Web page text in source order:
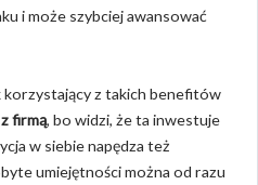
i może szybciej awansować
z takich benefitów
firmą, bo widzi, że ta inwestuje
w siebie napędza też
umiejętności można od razu